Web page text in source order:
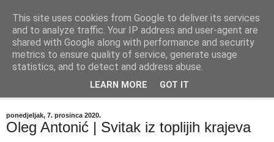
"Kvaka"
Časopis za književnost ISSN 2459-5632
ponedjeljak, 7. prosinca 2020.
Oleg Antonić | Svitak iz toplijih krajeva
This site uses cookies from Google to deliver its services
and to analyze traffic. Your IP address and user-agent are
shared with Google along with performance and security
metrics to ensure quality of service, generate usage
statistics, and to detect and address abuse.
LEARN MORE GOT IT